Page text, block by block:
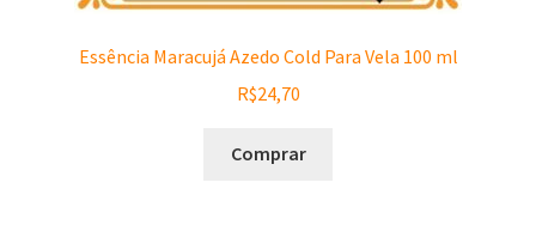
Essência Maracujá Azedo Cold Para Vela 100 ml
R$24,70
Comprar